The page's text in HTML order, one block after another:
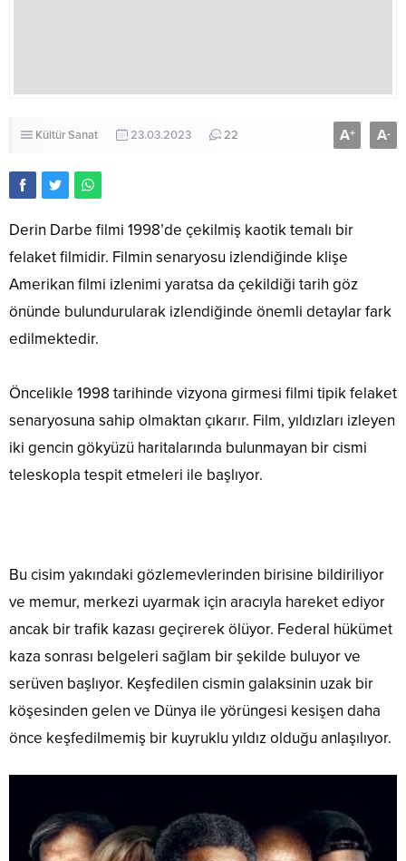
Kültür Sanat 23.03.2023 22 A+ A-
Derin Darbe filmi 1998’de çekilmiş kaotik temalı bir
felaket filmidir. Filmin senaryosu izlendiğinde klişe
Amerikan filmi izlenimi yaratsa da çekildiği tarih göz
önünde bulundurularak izlendiğinde önemli detaylar fark
edilmektedir.
Öncelikle 1998 tarihinde vizyona girmesi filmi tipik felaket
senaryosuna sahip olmaktan çıkarır. Film, yıldızları izleyen
iki gencin gökyüzü haritalarında bulunmayan bir cismi
teleskopla tespit etmeleri ile başlıyor.
Bu cisim yakındaki gözlemevlerinden birisine bildiriliyor
ve memur, merkezi uyarmak için aracıyla hareket ediyor
ancak bir trafik kazası geçirerek ölüyor. Federal hükümet
kaza sonrası belgeleri sağlam bir şekilde buluyor ve
serüven başlıyor. Keşfedilen cismin galaksinin uzak bir
köşesinden gelen ve Dünya ile yörüngesi kesişen daha
önce keşfedilmemiş bir kuyruklu yıldız olduğu anlaşılıyor.